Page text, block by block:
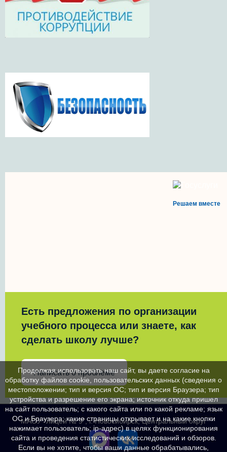
Решаем вместе
Есть предложения по организации
учебного процесса или знаете, как
сделать школу лучше?
Написать о проблеме
МАОУ "Лицей № 9", г. Новосибирск, Центральный округ
Продолжая использовать наш сайт, вы даете согласие на
обработку файлов cookie, пользовательских данных (сведения о
местоположении; тип и версия ОС; тип и версия Браузера; тип
устройства и разрешение его экрана; источник откуда пришел
на сайт пользователь; с какого сайта или по какой рекламе; язык
ОС и Браузера; какие страницы открывает и на какие кнопки
нажимает пользователь; ip-адрес) в целях функционирования
сайта и проведения статистических исследований и обзоров.
Если вы не хотите, чтобы ваши данные обрабатывались,